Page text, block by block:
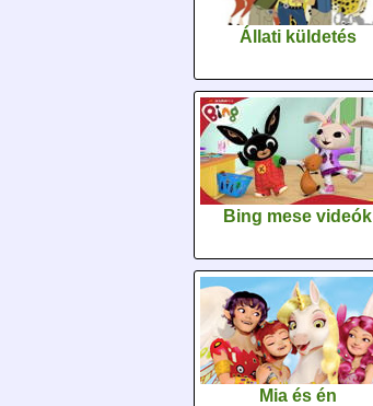
Állati küldetés
Bing mese videók
Mia és én